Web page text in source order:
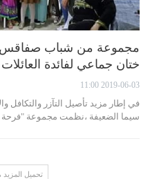
مجموعة من شباب
ختان جماعي لفائدة
2019-06-03 11:00
في إطار مزيد تأصيل التآزر والتكافل
سيما الضعيفة ،نظمت مجموعة "فرحة
تحميل